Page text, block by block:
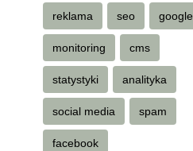
reklama seo google
monitoring cms
statystyki analityka
social media spam
facebook